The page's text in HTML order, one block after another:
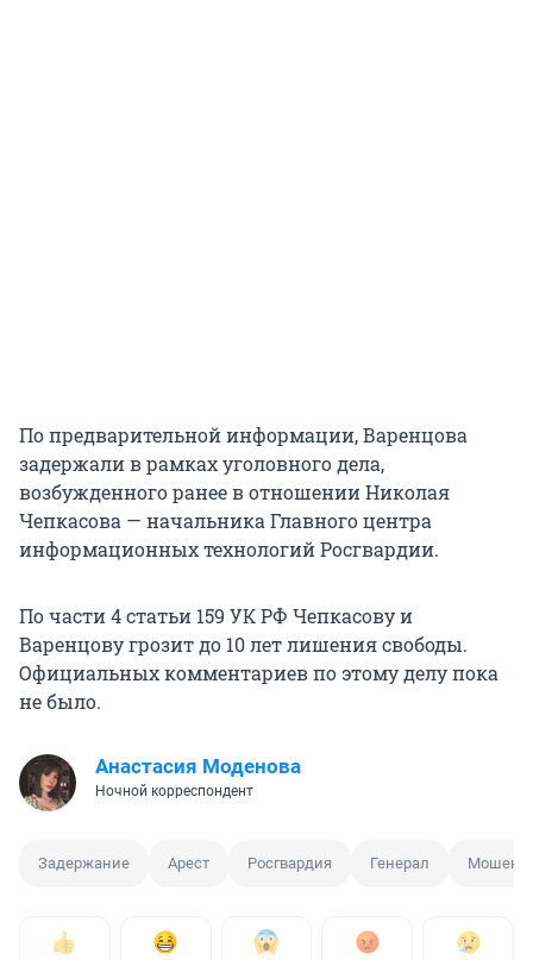
По предварительной информации, Варенцова
задержали в рамках уголовного дела,
возбужденного ранее в отношении Николая
Чепкасова — начальника Главного центра
информационных технологий Росгвардии.
По части 4 статьи 159 УК РФ Чепкасову и
Варенцову грозит до 10 лет лишения свободы.
Официальных комментариев по этому делу пока
не было.
Анастасия Моденова
Ночной корреспондент
Задержание Арест Росгвардия Генерал